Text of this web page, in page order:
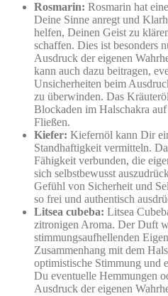
Rosmarin: Rosmarin hat
Deine Sinne anregt und
helfen, Deinen Geist zu
schaffen. Dies ist besonders
Ausdruck der eigenen
kann auch dazu beitragen,
Unsicherheiten beim
zu überwinden. Das
Blockaden im Halschakra
Fließen.
Kiefer: Kiefernöl kann Dir
Standhaftigkeit vermitteln.
Fähigkeit verbunden, die
sich selbstbewusst
Gefühl von Sicherheit und
so frei und authentisch
Litsea cubeba: Litsea
zitronigen Aroma. Der Duft
stimmungsaufhellenden
Zusammenhang mit dem
optimistische Stimmung und
Du eventuelle Hemmungen
Ausdruck der eigenen